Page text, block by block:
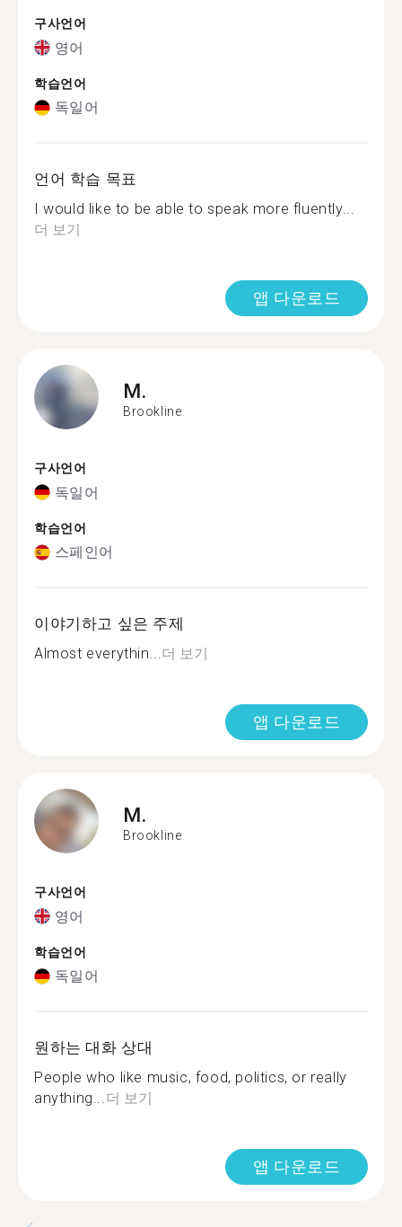
구사언어
영어
학습언어
독일어
언어 학습 목표
I would like to be able to speak more fluently...
더 보기
앱 다운로드
M.
Brookline
구사언어
독일어
학습언어
스페인어
이야기하고 싶은 주제
Almost everythin...더 보기
앱 다운로드
M.
Brookline
구사언어
영어
학습언어
독일어
원하는 대화 상대
People who like music, food, politics, or really
anything...더 보기
앱 다운로드